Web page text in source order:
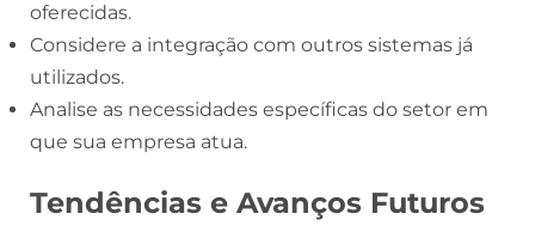
oferecidas.
Considere a integração com outros sistemas já
utilizados.
Analise as necessidades específicas do setor em
que sua empresa atua.
Tendências e Avanços Futuros